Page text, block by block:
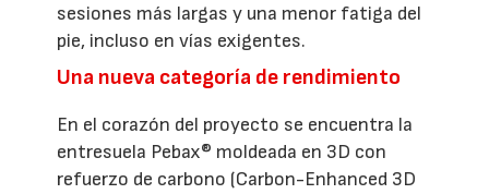
sesiones más largas y una menor fatiga del
pie, incluso en vías exigentes.
Una nueva categoría de rendimiento
En el corazón del proyecto se encuentra la
entresuela Pebax® moldeada en 3D con
refuerzo de carbono (Carbon-Enhanced 3D